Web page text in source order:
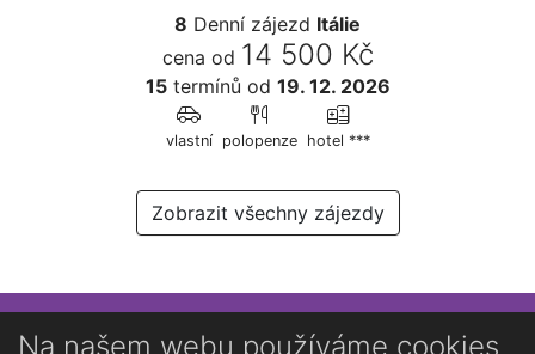
8 Denní zájezd Itálie
cena od 14 500 Kč
15termínů od 19. 12. 2026
vlastní polopenze hotel ***
Zobrazit všechny zájezdy
Přihlaste se k newsletteru
Na našem webu používáme cookies